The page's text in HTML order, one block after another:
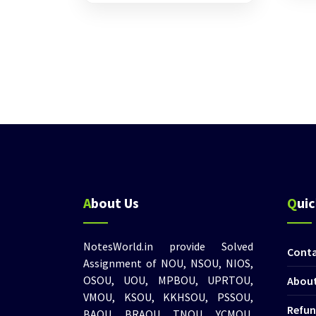
About Us
NotesWorld.in provide Solved
Assignment of NOU, NSOU, NIOS,
OSOU, UOU, MPBOU, UPRTOU,
VMOU, KSOU, KKHSOU, PSSOU,